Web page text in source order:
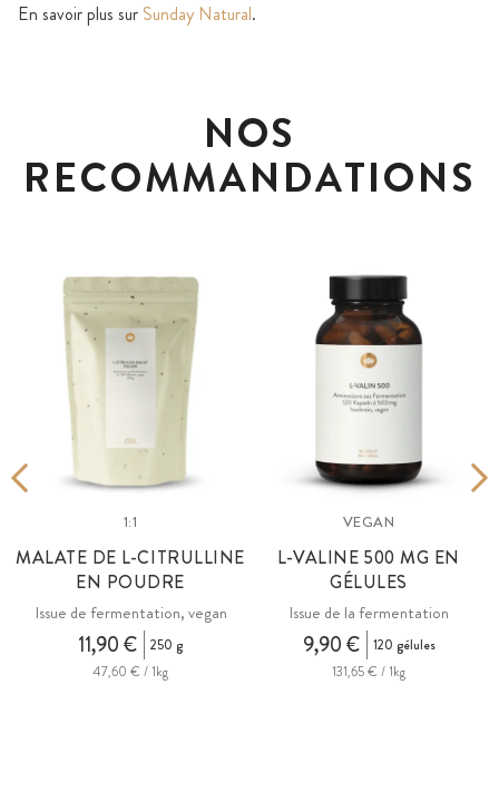
En savoir plus sur Sunday Natural.
NOS
RECOMMANDATIONS
1:1
MALATE DE L-CITRULLINE
EN POUDRE
Issue de fermentation, vegan
11,90 €
250 g
47,60 € / 1kg
VEGAN
L-VALINE 500 MG EN
GÉLULES
Issue de la fermentation
9,90 €
120 gélules
131,65 € / 1kg